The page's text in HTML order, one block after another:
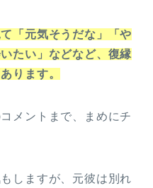
「元気そうだな」「や
たい」などなど、復縁
ります。
メントまで、まめにチ
しますが、元彼は別れ